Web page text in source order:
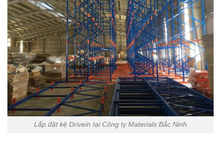
Lắp đặt kệ Drivein tại Công ty Materials Bắc Ninh